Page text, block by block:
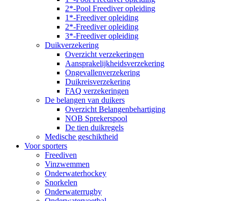
2*-Pool Freediver opleiding
1*-Freediver opleiding
2*-Freediver opleiding
3*-Freediver opleiding
Duikverzekering
Overzicht verzekeringen
Aansprakelijkheidsverzekering
Ongevallenverzekering
Duikreisverzekering
FAQ verzekeringen
De belangen van duikers
Overzicht Belangenbehartiging
NOB Sprekerspool
De tien duikregels
Medische geschiktheid
Voor sporters
Freediven
Vinzwemmen
Onderwaterhockey
Snorkelen
Onderwaterrugby